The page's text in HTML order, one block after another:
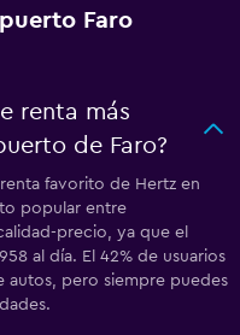
Faro
renta más
de Faro?
favorito de Hertz en
popular entre
precio, ya que el
al día. El 42% de usuarios
pero siempre puedes